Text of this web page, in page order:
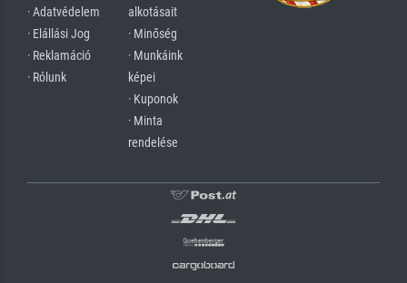
· Adatvédelem
· Elállási Jog
· Reklamáció
· Rólunk
alkotásait
· Minőség
· Munkáink
képei
· Kuponok
· Minta
rendelése